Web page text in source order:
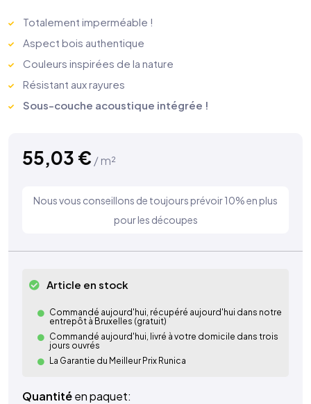
Totalement imperméable !
Aspect bois authentique
Couleurs inspirées de la nature
Résistant aux rayures
Sous-couche acoustique intégrée !
55,03 € / m²
Nous vous conseillons de toujours prévoir 10% en plus
pour les découpes
Article en stock
Commandé aujourd'hui, récupéré aujourd'hui dans notre
entrepôt à Bruxelles (gratuit)
Commandé aujourd'hui, livré à votre domicile dans trois
jours ouvrés
La Garantie du Meilleur Prix Runica
Quantitéen paquet: